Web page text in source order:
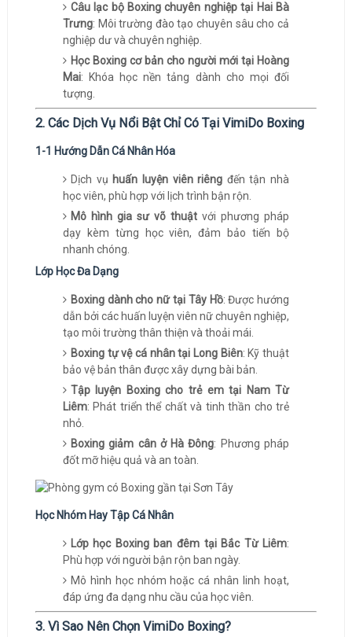
Câu lạc bộ Boxing chuyên nghiệp tại Hai Bà
Trưng: Môi trường đào tạo chuyên sâu cho cả
nghiệp dư và chuyên nghiệp.
Học Boxing cơ bản cho người mới tại Hoàng
Mai: Khóa học nền tảng dành cho mọi đối
tượng.
2. Các Dịch Vụ Nổi Bật Chỉ Có Tại VimiDo Boxing
1-1 Hướng Dẫn Cá Nhân Hóa
Dịch vụ huấn luyện viên riêng đến tận nhà
học viên, phù hợp với lịch trình bận rộn.
Mô hình gia sư võ thuật với phương pháp
dạy kèm từng học viên, đảm bảo tiến bộ
nhanh chóng.
Lớp Học Đa Dạng
Boxing dành cho nữ tại Tây Hồ: Được hướng
dẫn bởi các huấn luyện viên nữ chuyên nghiệp,
tạo môi trường thân thiện và thoải mái.
Boxing tự vệ cá nhân tại Long Biên: Kỹ thuật
bảo vệ bản thân được xây dựng bài bản.
Tập luyện Boxing cho trẻ em tại Nam Từ
Liêm: Phát triển thể chất và tinh thần cho trẻ
nhỏ.
Boxing giảm cân ở Hà Đông: Phương pháp
đốt mỡ hiệu quả và an toàn.
Học Nhóm Hay Tập Cá Nhân
Lớp học Boxing ban đêm tại Bắc Từ Liêm:
Phù hợp với người bận rộn ban ngày.
Mô hình học nhóm hoặc cá nhân linh hoạt,
đáp ứng đa dạng nhu cầu của học viên.
3. Vì Sao Nên Chọn VimiDo Boxing?